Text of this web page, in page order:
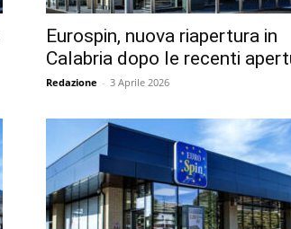
Eurospin, nuova riapertura in
Calabria dopo le recenti
Redazione - 3 Aprile 2026